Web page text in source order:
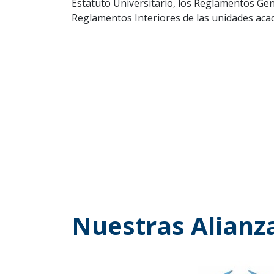
Estatuto Universitario, los Reglamentos
Reglamentos Interiores de las unidades
Nuestras